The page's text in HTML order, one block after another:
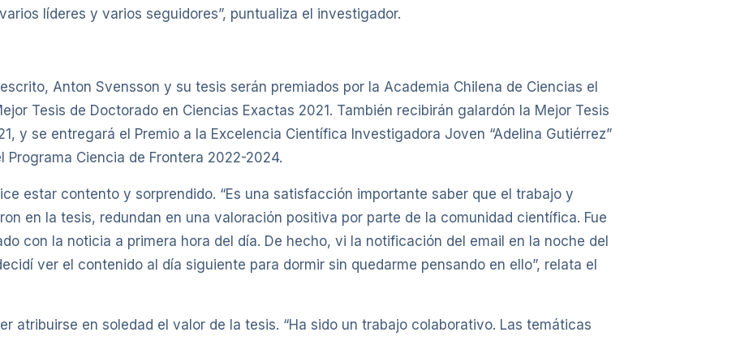
líderes y varios seguidores”, puntualiza el investigador.
Anton Svensson y su tesis serán premiados por la Academia Chilena de Ciencias el
Tesis de Doctorado en Ciencias Exactas 2021. También recibirán galardón la Mejor Tesis
y se entregará el Premio a la Excelencia Científica Investigadora Joven “Adelina Gutiérrez”
Ciencia de Frontera 2022-2024.
estar contento y sorprendido. “Es una satisfacción importante saber que el trabajo y
en la tesis, redundan en una valoración positiva por parte de la comunidad científica. Fue
con la noticia a primera hora del día. De hecho, vi la notificación del email en la noche del
ver el contenido al día siguiente para dormir sin quedarme pensando en ello”, relata el
atribuirse en soledad el valor de la tesis. “Ha sido un trabajo colaborativo. Las temáticas